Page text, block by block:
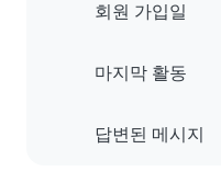
회원 가입일
마지막 활동
답변된 메시지